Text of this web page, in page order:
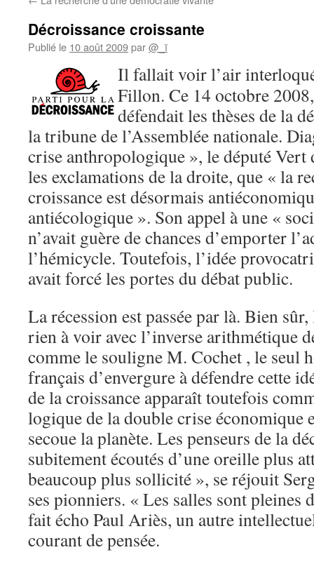
Décroissance croissante
Publié le 10 août 2009par@_ï
Ilfallait voir l’air
Fillon. Ce 14 octobre
défendait les thèses de la
la tribune de l’Assemblée nationale.
crise anthropologique », le député Vert
les exclamations de la droite, que « la
croissance est désormais
antiécologique ». Son appel à une «
n’avait guère de chances d’emporter
l’hémicycle. Toutefois, l’idée
avait forcé les portes du débat public.
La récession est passée par là. Bien
rien à voir avec l’inverse arithmétique
comme le souligne M. Cochet , le seul
français d’envergure à défendre cette
de la croissance apparaît toutefois
logique de la double crise économique
secoue la planète. Les penseurs de la
subitement écoutés d’une oreille plus
beaucoup plus sollicité », se réjouit
ses pionniers. « Les salles sont pleines
fait écho Paul Ariès, un autre
courant de pensée.